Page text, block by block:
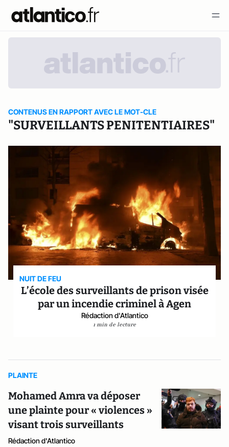
CONTENUS EN RAPPORT AVEC LE MOT-CLE
"SURVEILLANTS PENITENTIAIRES"
NUIT DE FEU
L’école des surveillants de prison visée
par un incendie criminel à Agen
Rédaction d'Atlantico
1 min de lecture
PLAINTE
Mohamed Amra va déposer
une plainte pour « violences »
visant trois surveillants
Rédaction d'Atlantico